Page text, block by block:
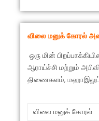
விலை மனுக் கோரல்
ஒரு மின்
ஆராய்ச்சி மற்றும்
திணைகளம்,
விலை மனுக் கோரல்